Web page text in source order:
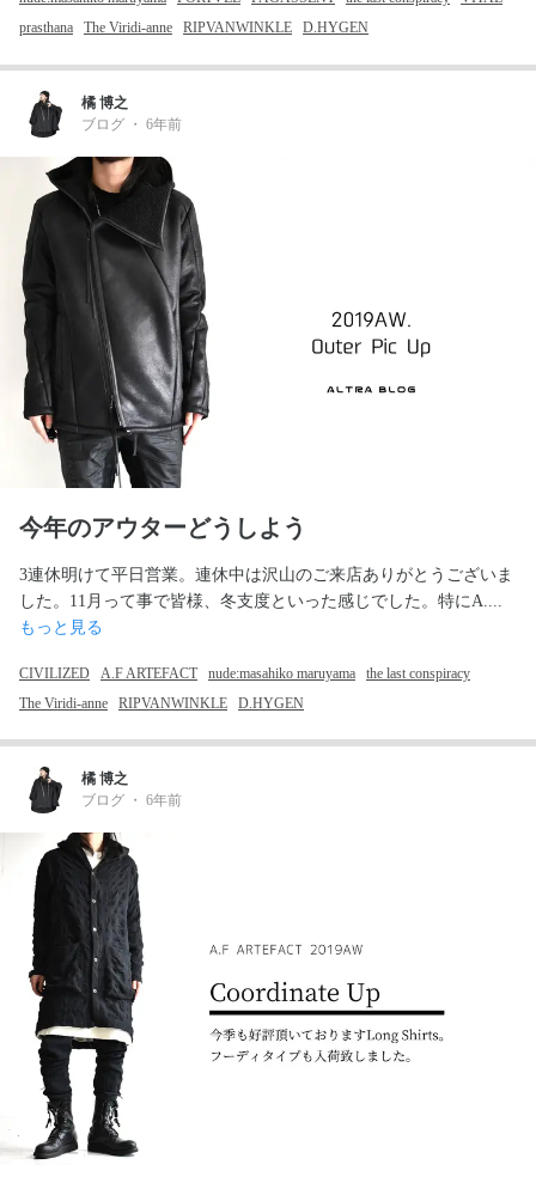
prasthana
The Viridi-anne RIPVANWINKLE D.HYGEN
橘 博之
ブログ ・ 6年前
今年のアウターどうしよう
3連休明けて平日営業。連休中は沢山のご来店ありがとうございま
もっと見る
CIVILIZED A.F ARTEFACT nude:masahiko maruyama
the last conspiracy
The Viridi-anne
RIPVANWINKLE D.HYGEN
橘 博之
ブログ ・ 6年前